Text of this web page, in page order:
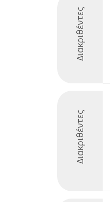
Διακριθέντες
Διακριθέντες